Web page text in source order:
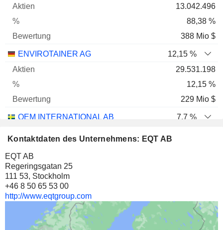
13.042.496
88,38 %
388 Mio $
ENVIROTAINER AG
12,15 %
29.531.198
12,15 %
229 Mio $
OEM INTERNATIONAL AB
7,7 %
Kontaktdaten des Unternehmens: EQT AB
EQT AB
Regeringsgatan 25
111 53, Stockholm
+46 8 50 65 53 00
http://www.eqtgroup.com